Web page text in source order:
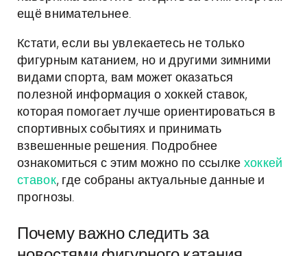
ещё внимательнее.
Кстати, если вы увлекаетесь не только
фигурным катанием, но и другими зимними
видами спорта, вам может оказаться
полезной информация о хоккей ставок,
которая помогает лучше ориентироваться в
спортивных событиях и принимать
взвешенные решения. Подробнее
ознакомиться с этим можно по ссылке хоккей
ставок, где собраны актуальные данные и
прогнозы.
Почему важно следить за